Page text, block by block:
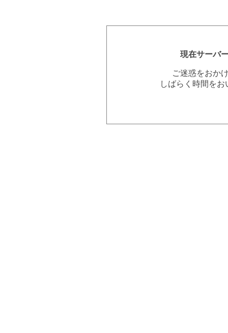
現在サーバ
ご迷惑をおか
しばらく時間を